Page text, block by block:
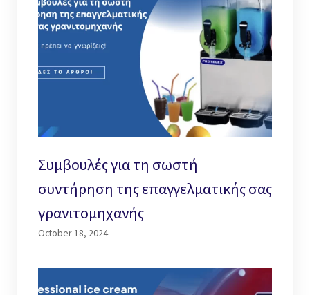
Συμβουλές για τη σωστή
συντήρηση της επαγγελματικής σας
γρανιτομηχανής
October 18, 2024